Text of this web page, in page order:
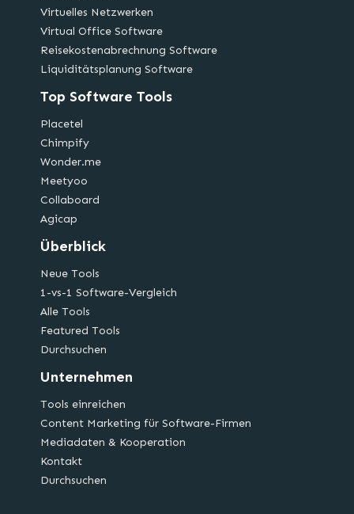
Virtuelles Netzwerken
Virtual Office Software
Reisekostenabrechnung Software
Liquiditätsplanung Software
Top Software Tools
Placetel
Chimpify
Wonder.me
Meetyoo
Collaboard
Agicap
Überblick
Neue Tools
1-vs-1 Software-Vergleich
Alle Tools
Featured Tools
Durchsuchen
Unternehmen
Tools einreichen
Content Marketing für Software-Firmen
Mediadaten & Kooperation
Kontakt
Durchsuchen